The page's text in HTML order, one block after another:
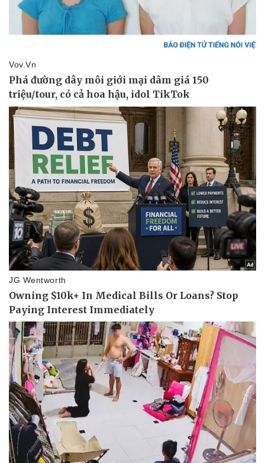
Kinh tế
Bất động sản
Khởi nghiệp
Thị trường
Giá vàng
Tiêu dùng
Tỷ giá
Chứng khoán